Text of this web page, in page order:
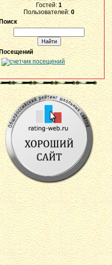
Гостей: 1
Пользователей: 0
Поиск
Посещений